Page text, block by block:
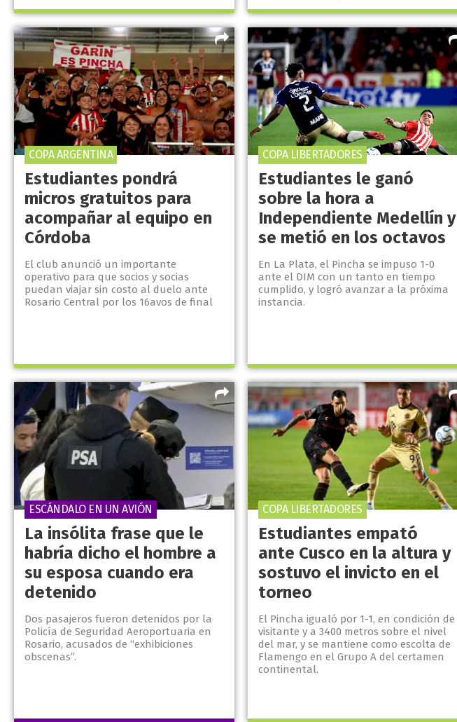
Estudiantes pondrá
micros gratuitos para
acompañar al equipo en
Córdoba
El club anunció un importante
operativo para que socios y socias
puedan viajar sin costo al duelo ante
Rosario Central por los 16avos de final
COPA ARGENTINA
Estudiantes le ganó
sobre la hora a
Independiente Medellín y
se metió en los octavos
En La Plata, el Pincha se impuso 1-0
ante el DIM con un tanto en tiempo
cumplido, y logró avanzar a la próxima
instancia.
COPA LIBERTADORES
La insólita frase que le
habría dicho el hombre a
su esposa cuando era
detenido
Dos pasajeros fueron detenidos por la
Policía de Seguridad Aeroportuaria en
Rosario, acusados de “exhibiciones
obscenas”.
ESCÁNDALO EN UN AVIÓN
Estudiantes empató
ante Cusco en la altura y
sostuvo el invicto en el
torneo
El Pincha igualó por 1-1, en condición de
visitante y a 3400 metros sobre el nivel
del mar, y se mantiene como escolta de
Flamengo en el Grupo A del certamen
continental.
COPA LIBERTADORES